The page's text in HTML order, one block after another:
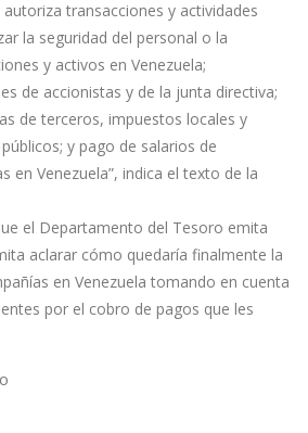
autoriza transacciones y actividades
la seguridad del personal o la
y activos en Venezuela;
de accionistas y de la junta directiva;
de terceros, impuestos locales y
y pago de salarios de
en Venezuela”, indica el texto de la
el Departamento del Tesoro emita
aclarar cómo quedaría finalmente la
en Venezuela tomando en cuenta
por el cobro de pagos que les